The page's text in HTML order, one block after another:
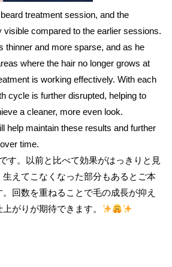
treatment session, and the
visible compared to the earlier sessions.
thinner and more sparse, and as he
where the hair no longer grows at
is working effectively. With each
cycle is further disrupted, helping to
a cleaner, more even look.
help maintain these results and further
time.
す。以前と比べて効果がはっきりと見
生えてこなくなった部分もあるとご本
回数を重ねることで毛の成長が抑え
がりが期待できます。